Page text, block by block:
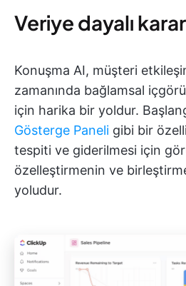
Veriye dayalı
Konuşma AI, müşteri
zamanında bağlamsal
için harika bir yoldur.
Gösterge Paneli gibi bir
tespiti ve giderilmesi için
özelleştirmenin ve
yoludur.